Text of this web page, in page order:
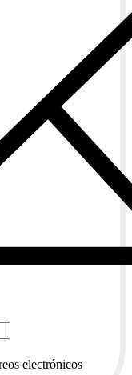
electrónicos